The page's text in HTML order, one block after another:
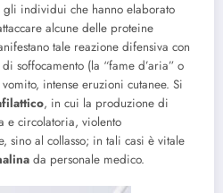
gli individui che hanno elaborato
alcune delle proteine
tale reazione difensiva con
soffocamento (la “fame d’aria” o
intense eruzioni cutanee. Si
, in cui la produzione di
e circolatoria, violento
sino al collasso; in tali casi è vitale
da personale medico.